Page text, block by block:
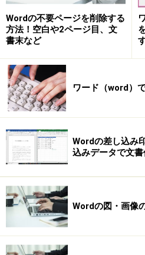
定］ダイアログボックスを開
［ページレイアウト］タブの
る［ダイアログボックス起動ツ
ぺージ全体が表示されたら、
定］を選択して［ページ設定
きます（Word 2007では、［
［ページ設定］の右下にある
ツール］をクリック）
Wordの不要ページを削除する
方法！空白や2ページ目、文
書末など
ワード（word）
Wordの差し込み
込みデータで文
Wordの図・画像